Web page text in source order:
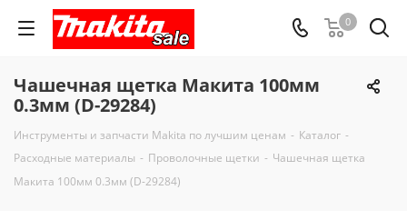
0
Чашечная щетка Макита 100мм
0.3мм (D-29284)
Инструменты и запчасти Makita по лучшим ценам - Каталог -
Расходные материалы - Проволочные щетки - Чашечная щетка
Макита 100мм 0.3мм (D-29284)